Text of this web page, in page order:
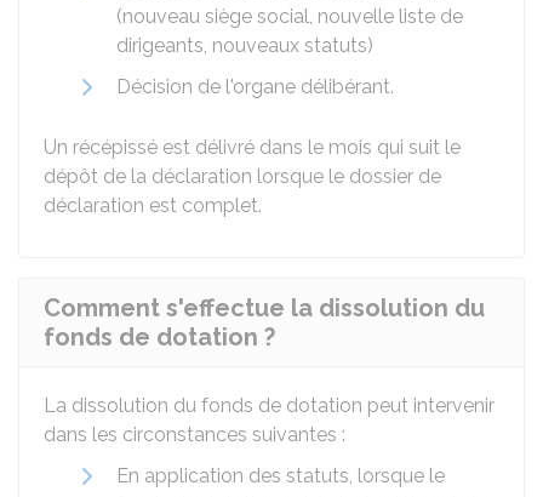
(nouveau siège social, nouvelle liste de
dirigeants, nouveaux statuts)
Décision de l'organe délibérant.
Un récépissé est délivré dans le mois qui suit le
dépôt de la déclaration lorsque le dossier de
déclaration est complet.
Comment s'effectue la dissolution du
fonds de dotation ?
La dissolution du fonds de dotation peut intervenir
dans les circonstances suivantes :
En application des statuts, lorsque le